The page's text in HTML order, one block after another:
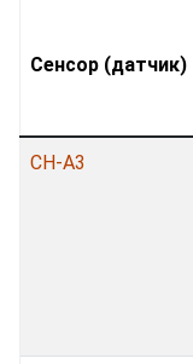
Сенсор (датчик)
CH-A3